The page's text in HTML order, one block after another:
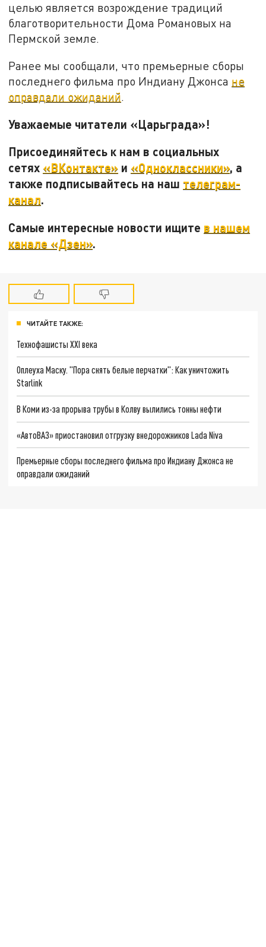
целью является возрождение традиций
благотворительности Дома Романовых на
Пермской земле.
Ранее мы сообщали, что премьерные сборы
последнего фильма про Индиану Джонса не
оправдали ожиданий.
Уважаемые читатели «Царьграда»!
Присоединяйтесь к нам в социальных
сетях «ВКонтакте» и «Одноклассники», а
также подписывайтесь на наш телеграм-
канал.
Самые интересные новости ищите в нашем
канале «Дзен».
ЧИТАЙТЕ ТАКЖЕ:
Технофашисты XXI века
Оплеуха Маску. "Пора снять белые перчатки": Как уничтожить
Starlink
В Коми из-за прорыва трубы в Колву вылились тонны нефти
«АвтоВАЗ» приостановил отгрузку внедорожников Lada Niva
Премьерные сборы последнего фильма про Индиану Джонса не
оправдали ожиданий